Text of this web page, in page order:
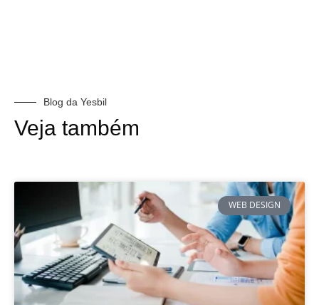
Blog da Yesbil
Veja também
WEB DESIGN